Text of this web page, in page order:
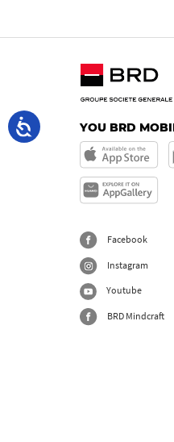
YOU BRD
Facebook
Instagram
Youtube
BRD Mindcraft